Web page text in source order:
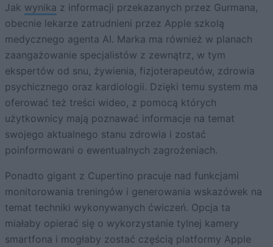
Jak wynika z informacji przekazanych przez Gurmana,
obecnie lekarze zatrudnieni przez Apple szkolą
medycznego agenta AI. Marka ma również w planach
zaangażowanie specjalistów z zewnątrz, w tym
ekspertów od snu, żywienia, fizjoterapeutów, zdrowia
psychicznego oraz kardiologii. Dzięki temu system ma
oferować też treści wideo, z pomocą których
użytkownicy mają poznawać informacje na temat
swojego aktualnego stanu zdrowia i zostać
poinformowani o ewentualnych zagrożeniach.
Ponadto gigant z Cupertino pracuje nad funkcjami
monitorowania treningów i generowania wskazówek na
temat techniki wykonywanych ćwiczeń. Opcja ta
miałaby opierać się o wykorzystanie tylnej kamery
smartfona i mogłaby zostać częścią platformy Apple